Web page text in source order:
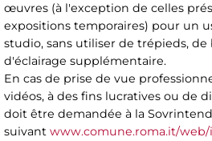
œuvres (à l'exception de celles
expositions temporaires) pour un
studio, sans utiliser de trépieds, de
d'éclairage supplémentaire.
En cas de prise de vue
vidéos, à des fins lucratives ou de
doit être demandée à la
suivant www.comune.roma.it/web/